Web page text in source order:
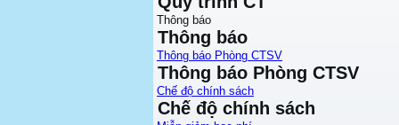
Thông báo
Thông báo
Thông báo Phòng CTSV
Thông báo Phòng CTSV
Chế độ chính sách
Chế độ chính sách